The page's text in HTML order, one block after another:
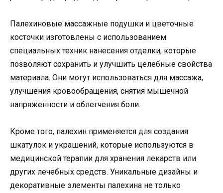
Палехиновые массажные подушки и цветочные
косточки изготовлены с использованием
специальных техник нанесения отделки, которые
позволяют сохранить и улучшить целебные свойства
материала. Они могут использоваться для массажа,
улучшения кровообращения, снятия мышечной
напряженности и облегчения боли.
Кроме того, палехин применяется для создания
шкатулок и украшений, которые используются в
медицинской терапии для хранения лекарств или
других лечебных средств. Уникальные дизайны и
декоративные элементы палехина не только